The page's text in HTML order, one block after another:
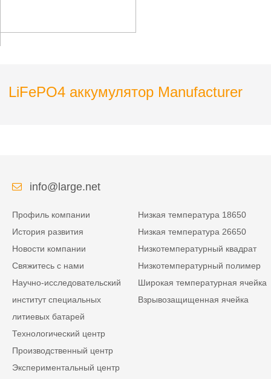
LiFePO4 аккумулятор Manufacturer
info@large.net
Профиль компании
История развития
Новости компании
Свяжитесь с нами
Научно-исследовательский
институт специальных
литиевых батарей
Технологический центр
Производственный центр
Экспериментальный центр
Низкая температура 18650
Низкая температура 26650
Низкотемпературный квадрат
Низкотемпературный полимер
Широкая температурная ячейка
Взрывозащищенная ячейка